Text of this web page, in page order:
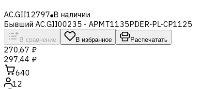
AC.GII12797 В наличии
Бывший AC.GII00235 - APMT1135PDER-PL-CP1125
В сравнение В избранное Распечатать
270,67 ₽
297,44 ₽
640
12